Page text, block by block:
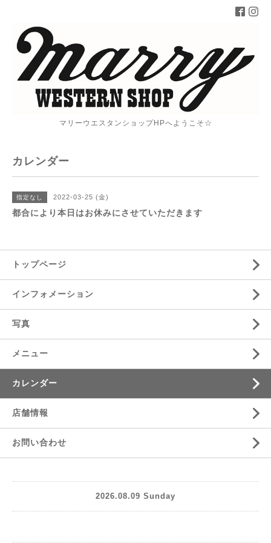
マリーウエスタンショップHPへようこそ☆
カレンダー
指定なし 2022-03-25 (金)
都合により本日はお休みにさせていただきます
トップページ
インフォメーション
写真
メニュー
カレンダー
店舗情報
お問い合わせ
2026.08.09 Sunday